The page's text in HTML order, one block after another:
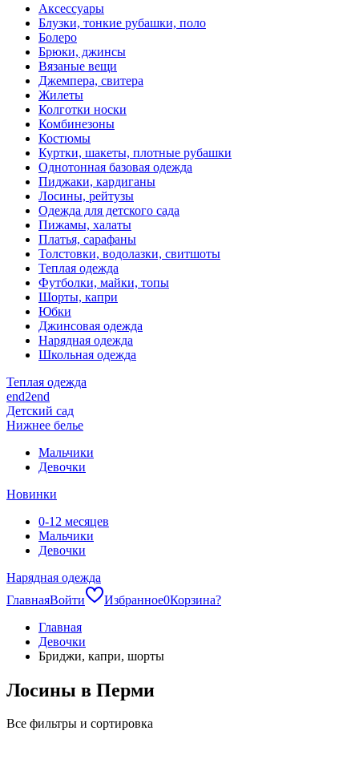
Аксессуары
Блузки, тонкие рубашки, поло
Болеро
Брюки, джинсы
Вязаные вещи
Джемпера, свитера
Жилеты
Колготки носки
Комбинезоны
Костюмы
Куртки, шакеты, плотные рубашки
Однотонная базовая одежда
Пиджаки, кардиганы
Лосины, рейтузы
Одежда для детского сада
Пижамы, халаты
Платья, сарафаны
Толстовки, водолазки, свитшоты
Теплая одежда
Футболки, майки, топы
Шорты, капри
Юбки
Джинсовая одежда
Нарядная одежда
Школьная одежда
Теплая одежда
end2end
Детский сад
Нижнее белье
Мальчики
Девочки
Новинки
0-12 месяцев
Мальчики
Девочки
Нарядная одежда
ГлавнаяВойти Избранное0Корзина?
Главная
Девочки
Бриджи, капри, шорты
Лосины в Перми
Все фильтры и сортировка